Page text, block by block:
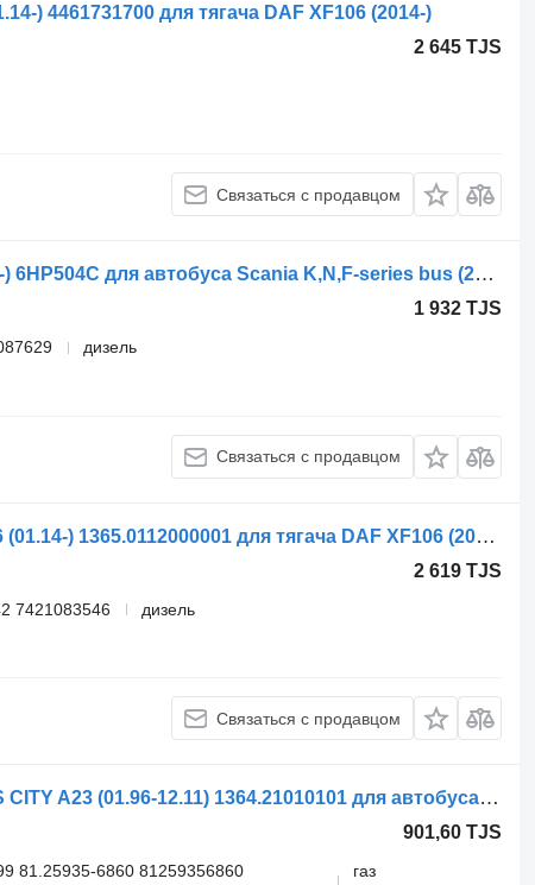
) 4461731700 для тягача DAF XF106 (2014-)
2 645 TJS
Связаться с продавцом
Блок управления ZF K-series (01.06-) 6HP504C для автобуса Scania K,N,F-series bus (2006-)
1 932 TJS
дизель
Связаться с продавцом
Блок управления Continental XF106 (01.14-) 1365.0112000001 для тягача DAF XF106 (2014-)
2 619 TJS
7421083546
дизель
Связаться с продавцом
Блок управления Continental LIONS CITY A23 (01.96-12.11) 1364.21010101 для автобуса MAN Lion's bus (1991-)
901,60 TJS
81.25935-6860 81259356860
газ